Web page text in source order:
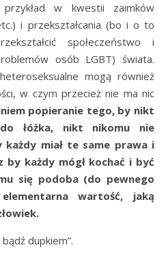
w kwestii zaimków
i przekształcania (bo i o to
społeczeństwo i
osób LGBT) świata.
mogą również
w czym przecież nie ma nic
popieranie tego, by nikt
łóżka, nikt nikomu nie
każdy miał te same prawa i
by każdy mógł kochać i być
się podoba (do pewnego
wartość, jaką
dupkiem”.